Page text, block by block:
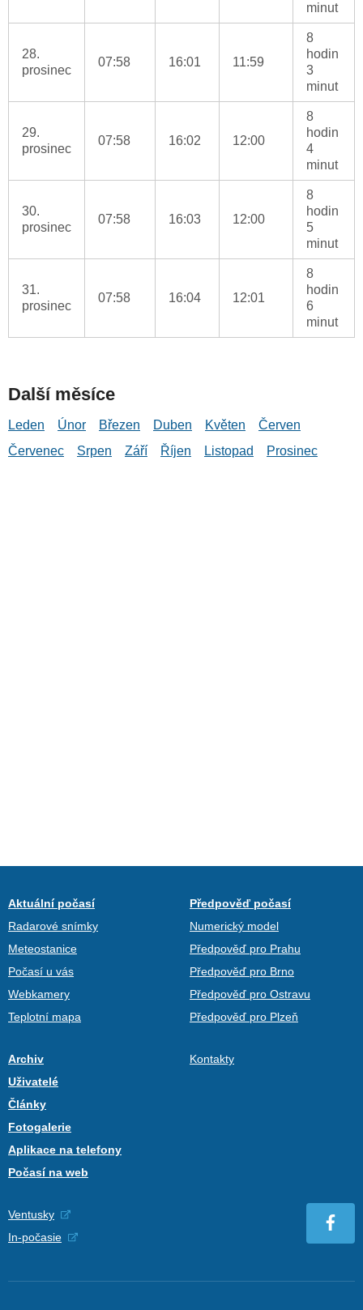
minut
28.
prosinec
07:58 16:01 11:59
8
hodin
3
minut
29.
prosinec
07:58 16:02 12:00
8
hodin
4
minut
30.
prosinec
07:58 16:03 12:00
8
hodin
5
minut
31.
prosinec
07:58 16:04 12:01
8
hodin
6
minut
Další měsíce
Leden Únor Březen Duben Květen
Červen
Červenec
Srpen Září Říjen Listopad Prosinec
Aktuální počasí
Radarové snímky
Meteostanice
Počasí u vás
Webkamery
Teplotní mapa
Předpověď počasí
Numerický model
Předpověď pro Prahu
Předpověď pro Brno
Předpověď pro Ostravu
Předpověď pro Plzeň
Archiv
Uživatelé
Články
Fotogalerie
Aplikace na telefony
Počasí na web
Kontakty
Ventusky
In-počasie